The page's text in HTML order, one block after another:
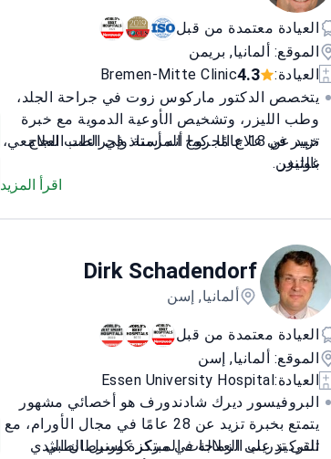
والولايات المتحدة الأمريكية
العيادة معتمدة من قبل
الموقع: ألمانيا, بريمن
العيادة:
4.3
Bremen-Mitte Clinic
يتخصص الدكتور ماركوس زوت في جراحة الجلد،
وطب الليزر، وتشخيص الأوعية الدموية مع خبرة
تزيد عن 18 عامًا. كما أنه أستاذ في الطب الجامعي،
غوتنغن.
خبير في علاج الجروح المزمنة وإجراءات العلاج
بالليزر
مؤهلات إضافية في أمراض الحساسية، وأمراض
الجلد والجمعية الألمانية لأمراض الجلد
أبحاث منشورة حول العلاجات الجلدية والتئام
الجروح
اقرأ المزيد
Dirk Schadendorf
ألمانيا, إسن
العيادة معتمدة من قبل
الموقع: ألمانيا, إسن
العيادة:Essen University Hospital
البروفيسور ديرك شادندورف هو أخصائي مشهور
يتمتع بخبرة تزيد عن 28 عامًا في مجال الأورام، مع
التركيز على العلاجات المبتكرة لسرطان الثدي
تلقى تدريب الزمالة في مركز كورنيل الطبي